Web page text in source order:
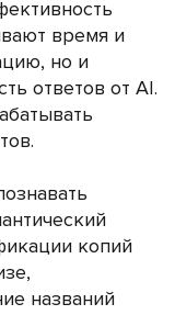
время и
но и
ответов от АI.
копий
названий